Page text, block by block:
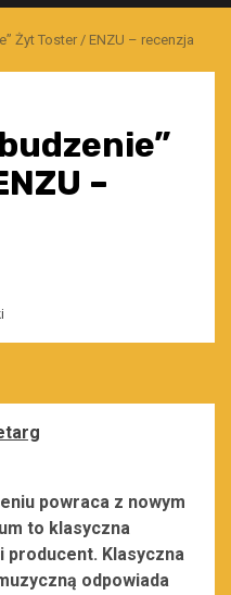
Żyt Toster / ENZU – recenzja
–
powraca z nowym
to klasyczna
producent. Klasyczna
odpowiada